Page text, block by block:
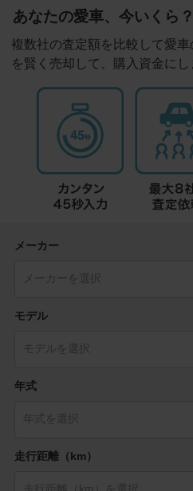
あなたの愛車、今いくら？
複数社の査定額を比較して愛
を賢く売却して、購入資金にし
メーカー
モデル
年式
走行距離（km）